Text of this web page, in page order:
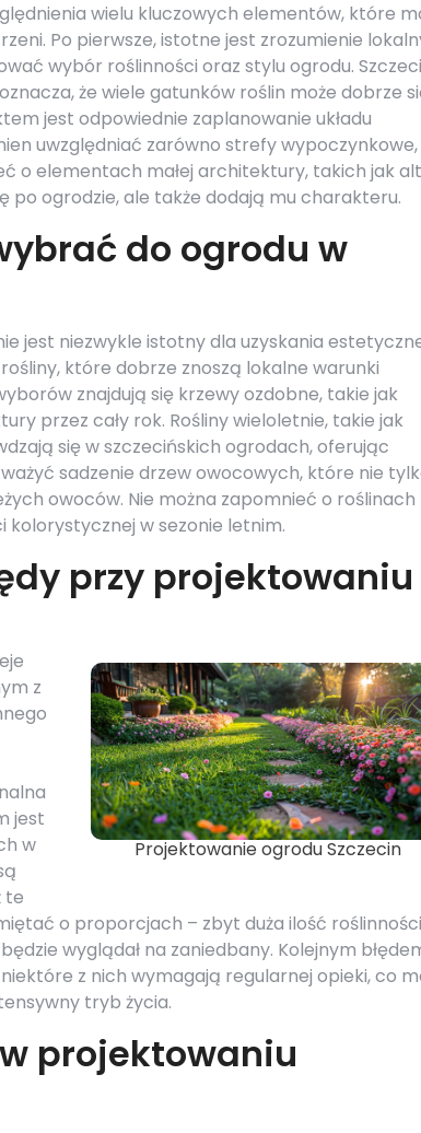
wielu kluczowych elementów, które
Po pierwsze, istotne jest zrozumienie
wybór roślinności oraz stylu ogrodu.
że wiele gatunków roślin może dobrze
jest odpowiednie zaplanowanie układu
uwzględniać zarówno strefy wypoczynkowe,
o elementach małej architektury, takich jak
po ogrodzie, ale także dodają mu charakteru.
do ogrodu w
jest niezwykle istotny dla uzyskania
które dobrze znoszą lokalne warunki
znajdują się krzewy ozdobne, takie jak
przez cały rok. Rośliny wieloletnie, takie jak
się w szczecińskich ogrodach, oferując
sadzenie drzew owocowych, które nie
owoców. Nie można zapomnieć o roślinach
w sezonie letnim.
przy projektowaniu
Projektowanie ogrodu Szczecin
z
jest
w
te
o proporcjach – zbyt duża ilość roślinności
wyglądał na zaniedbany. Kolejnym
z nich wymagają regularnej opieki, co
tryb życia.
projektowaniu